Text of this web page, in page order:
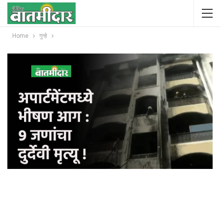
Home गुन्हे